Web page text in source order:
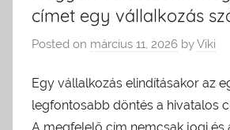
címet egy vállalkozás
Posted on március 11, 2026 byViki
Egy vállalkozás elindításakor az
legfontosabb döntés a hivatalos